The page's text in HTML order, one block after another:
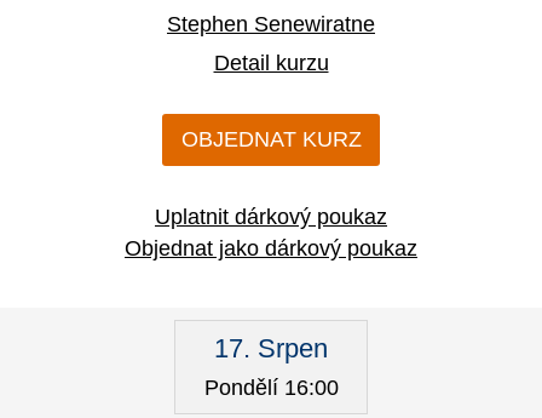
Stephen Senewiratne
Detail kurzu
OBJEDNAT KURZ
Uplatnit dárkový poukaz
Objednat jako dárkový poukaz
17. Srpen
Pondělí 16:00